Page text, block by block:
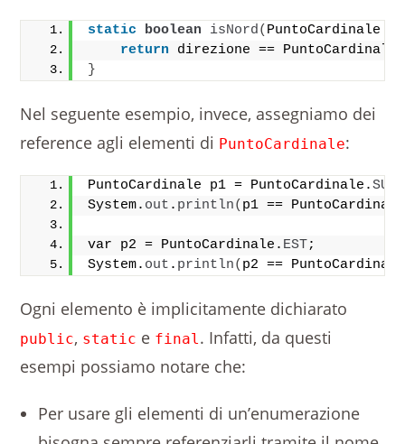
static boolean isNord( PuntoCardinale
return direzione == PuntoCardinale.
}
Nel seguente esempio, invece, assegniamo dei
reference agli elementi di PuntoCardinale:
PuntoCardinale p1 = PuntoCardinale.SUD
System. out . println( p1 ==
var p2 = PuntoCardinale. EST;
System. out . println( p2 ==
Ogni elemento è implicitamente dichiarato
public, static e final. Infatti, da questi
esempi possiamo notare che:
Per usare gli elementi di un’enumerazione